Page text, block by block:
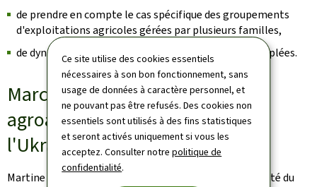
Ce site utilise des cookies essentiels
nécessaires à son bon fonctionnement, sans
usage de données à caractère personnel, et
ne pouvant pas être refusés. Des cookies non
essentiels sont utilisés à des fins statistiques
et seront activés uniquement si vous les
acceptez. Consulter notrepolitique de
confidentialité.
de prendre en compte le cas spécifique des groupements
d'exploitations agricoles gérées par plusieurs familles,
de dynamiser la production agricole via des aides couplées.
Marchés agricoles et relations
agroalimentaires entre l'UE et
l'Ukraine
Martine Hansen est intervenue pour réitérer la solidarité du